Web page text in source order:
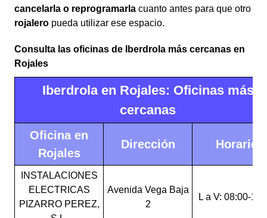
cancelarla o reprogramarla cuanto antes para que otro
rojalero pueda utilizar ese espacio.
Consulta las oficinas de Iberdrola más cercanas en
Rojales
Iberdrola en Rojales: Oficinas más
cercanas
Oficina en
Rojales
Dirección Horario
INSTALACIONES
ELECTRICAS
PIZARRO PEREZ,
Avenida Vega Baja
2
L a V: 08:00-